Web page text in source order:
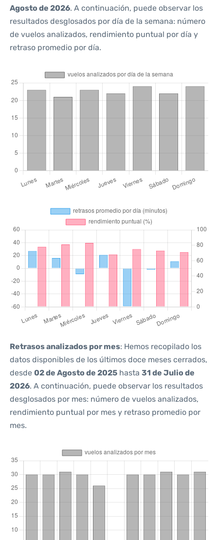
Agosto de 2026. A continuación, puede observar los
resultados desglosados por día de la semana: número
de vuelos analizados, rendimiento puntual por día y
retraso promedio por día.
Retrasos analizados por mes: Hemos recopilado los
datos disponibles de los últimos doce meses cerrados,
desde 02 de Agosto de 2025 hasta 31 de Julio de
2026. A continuación, puede observar los resultados
desglosados por mes: número de vuelos analizados,
rendimiento puntual por mes y retraso promedio por
mes.